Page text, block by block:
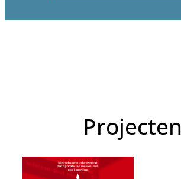
Projecten